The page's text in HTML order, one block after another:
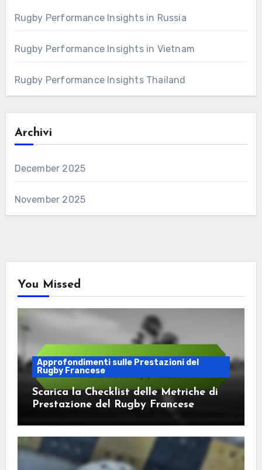
Rugby Performance Insights in Russia
Rugby Performance Insights in Vietnam
Rugby Performance Insights Thailand
Archivi
December 2025
November 2025
You Missed
Approfondimenti sulle Prestazioni del
Rugby Francese
Scarica la Checklist delle Metriche di
Prestazione del Rugby Francese